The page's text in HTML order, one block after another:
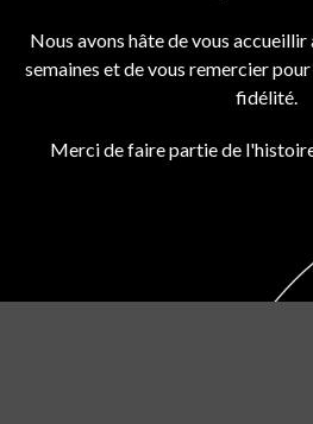
Tags: Art Interior
Nous avons hâte de vous accueillir
semaines et de vous remercier
fidélité.
Merci de faire partie de